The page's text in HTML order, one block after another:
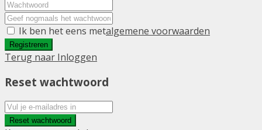
Ik ben het eens metalgemene voorwaarden
Registreren
Terug naar Inloggen
Reset wachtwoord
Reset wachtwoord